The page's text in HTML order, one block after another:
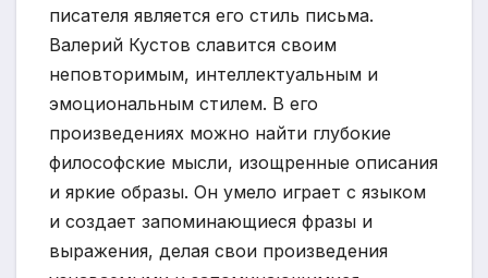
писателя является его стиль письма.
Валерий Кустов славится своим
неповторимым, интеллектуальным и
эмоциональным стилем. В его
произведениях можно найти глубокие
философские мысли, изощренные описания
и яркие образы. Он умело играет с языком
и создает запоминающиеся фразы и
выражения, делая свои произведения